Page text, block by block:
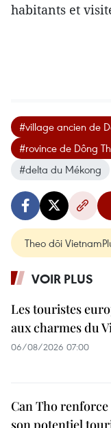
habitants et
#village ancien de
#rovince de Dông
#delta du Mékong
Theo dõi
VOIR PLUS
Les touristes
aux charmes du
06/08/2026 07:00
Can Tho
son potentiel